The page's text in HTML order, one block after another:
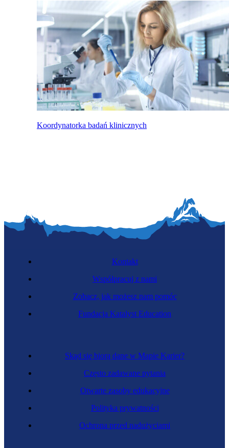
Koordynatorka badań klinicznych
Skąd się biorą dane w Mapie Karier?
Często zadawane pytania
Otwarte zasoby edukacyjne
Polityka prywatności
Ochrona przed nadużyciami
Kontakt
Współpracuj z nami
Zobacz, jak możesz nam pomóc
Fundacja Katalyst Education